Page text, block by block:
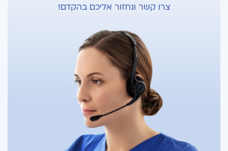
צרו קשר ונחזור אליכם בהקדם!